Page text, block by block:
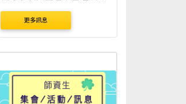
囉～詳見附件！ (實習期間
108年8月1日至109年1月31
更多訊息